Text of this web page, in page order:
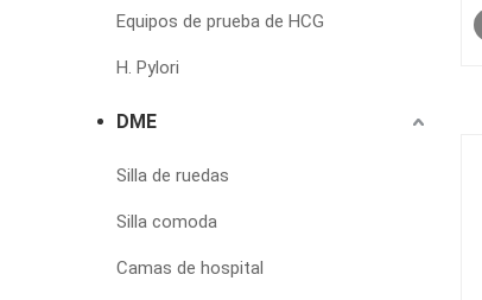
Equipos de prueba de HCG
H. Pylori
DME
Silla de ruedas
Silla comoda
Camas de hospital